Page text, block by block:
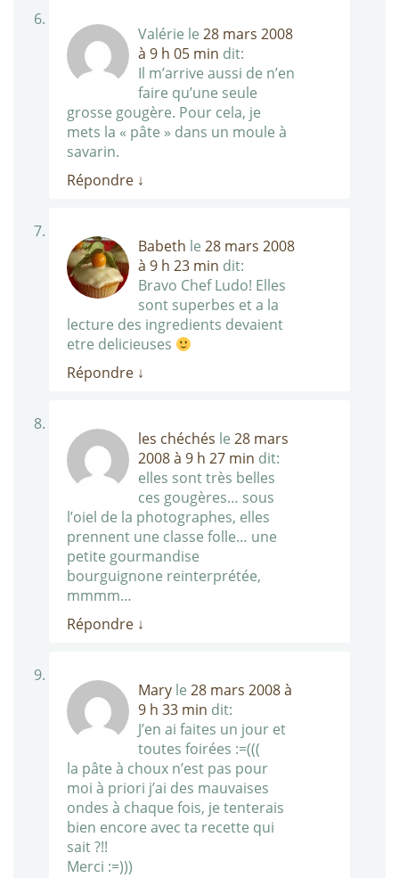
Valérie le 28 mars 2008
à 9 h 05 min dit:
Il m’arrive aussi de n’en
faire qu’une seule
grosse gougère. Pour cela, je
mets la « pâte » dans un moule à
savarin.
Répondre ↓
Babeth le 28 mars 2008
à 9 h 23 min dit:
Bravo Chef Ludo! Elles
sont superbes et a la
lecture des ingredients devaient
etre delicieuses
Répondre ↓
les chéchés le 28 mars
2008 à 9 h 27 min dit:
elles sont très belles
ces gougères… sous
l’oiel de la photographes, elles
prennent une classe folle… une
petite gourmandise
bourguignone reinterprétée,
mmmm…
Répondre ↓
Mary le 28 mars 2008 à
9 h 33 min dit:
J’en ai faites un jour et
toutes foirées :=(((
la pâte à choux n’est pas pour
moi à priori j’ai des mauvaises
ondes à chaque fois, je tenterais
bien encore avec ta recette qui
sait ?!!
Merci :=)))